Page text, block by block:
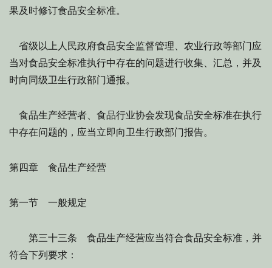
果及时修订食品安全标准。
省级以上人民政府食品安全监督管理、农业行政等部门应
当对食品安全标准执行中存在的问题进行收集、汇总，并及
时向同级卫生行政部门通报。
食品生产经营者、食品行业协会发现食品安全标准在执行
中存在问题的，应当立即向卫生行政部门报告。
第四章 食品生产经营
第一节 一般规定
第三十三条 食品生产经营应当符合食品安全标准，并
符合下列要求：